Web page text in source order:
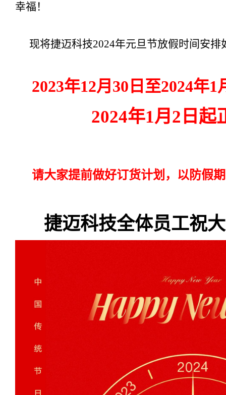
幸福！
现将捷迈科技2024年元旦节放假时间安排
2023年12月30日至2024年1
2024年1月2日起
请大家提前做好订货计划，以防假
捷迈科技全体员工祝